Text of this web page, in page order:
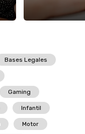
Bases Legales
Gaming
Infantil
Motor